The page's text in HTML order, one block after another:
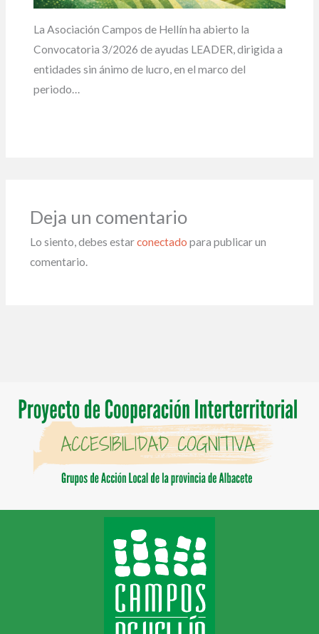
La Asociación Campos de Hellín ha abierto la
Convocatoria 3/2026 de ayudas LEADER, dirigida a
entidades sin ánimo de lucro, en el marco del
periodo…
Deja un comentario
Lo siento, debes estarconectado para publicar un
comentario.